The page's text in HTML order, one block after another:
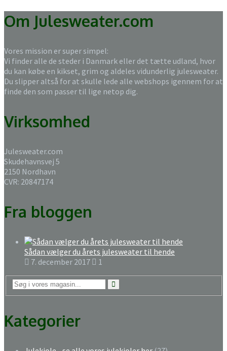
Om Julesweater.com
Vores mission er super simpel:
Vi finder alle de steder i Danmark eller det tætte udland, hvor
du kan købe en kikset, grim og aldeles vidunderlig julesweater.
Du slipper altså for at skulle lede alle webshops igennem for at
finde den som passer til lige netop dig.
Virksomhed
Julesweater.com
Skudehavnsvej 5
2150 Nordhavn
CVR: 20847174
Fra bloggen
Sådan vælger du årets julesweater til hende
7. december 2017
1
Kategorier